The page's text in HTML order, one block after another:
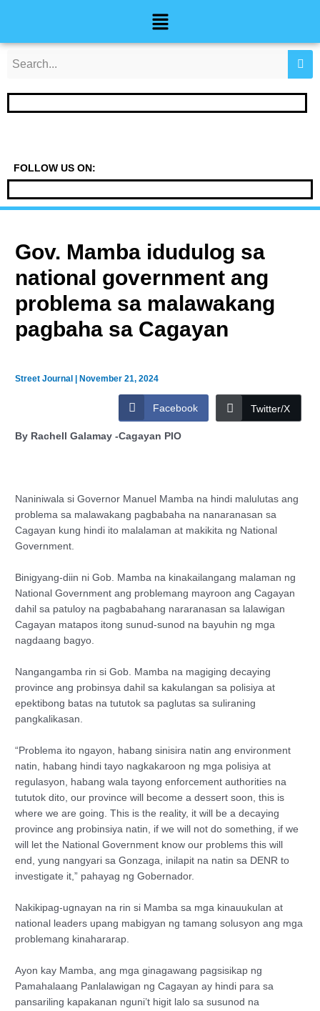
Menu
FOLLOW US ON:
Gov. Mamba idudulog sa
national government ang
problema sa malawakang
pagbaha sa Cagayan
Street Journal |November 21, 2024
Facebook Twitter/X
By Rachell Galamay -Cagayan PIO
Naniniwala si Governor Manuel Mamba na hindi malulutas ang
problema sa malawakang pagbabaha na nanaranasan sa
Cagayan kung hindi ito malalaman at makikita ng National
Government.
Binigyang-diin ni Gob. Mamba na kinakailangang malaman ng
National Government ang problemang mayroon ang Cagayan
dahil sa patuloy na pagbabahang nararanasan sa lalawigan
Cagayan matapos itong sunud-sunod na bayuhin ng mga
nagdaang bagyo.
Nangangamba rin si Gob. Mamba na magiging decaying
province ang probinsya dahil sa kakulangan sa polisiya at
epektibong batas na tututok sa paglutas sa suliraning
pangkalikasan.
“Problema ito ngayon, habang sinisira natin ang environment
natin, habang hindi tayo nagkakaroon ng mga polisiya at
regulasyon, habang wala tayong enforcement authorities na
tututok dito, our province will become a dessert soon, this is
where we are going. This is the reality, it will be a decaying
province ang probinsiya natin, if we will not do something, if we
will let the National Government know our problems this will
end, yung nangyari sa Gonzaga, inilapit na natin sa DENR to
investigate it,” pahayag ng Gobernador.
Nakikipag-ugnayan na rin si Mamba sa mga kinauukulan at
national leaders upang mabigyan ng tamang solusyon ang mga
problemang kinahararap.
Ayon kay Mamba, ang mga ginagawang pagsisikap ng
Pamahalaang Panlalawigan ng Cagayan ay hindi para sa
pansariling kapakanan nguni’t higit lalo sa susunod na